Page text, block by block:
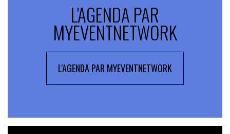
L'AGENDA PAR
MYEVENTNETWORK
L'AGENDA PAR MYEVENTNETWORK